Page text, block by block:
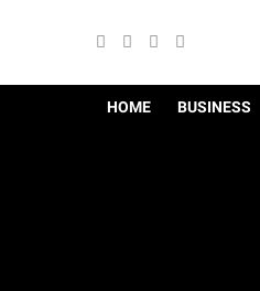
HOME BUSINESS